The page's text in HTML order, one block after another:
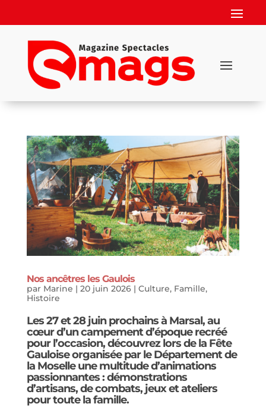
Nos ancêtres les Gaulois
par Marine | 20 juin 2026| Culture, Famille,
Histoire
Les 27 et 28 juin prochains à Marsal, au
cœur d’un campement d’époque recréé
pour l’occasion, découvrez lors de la Fête
Gauloiseorganisée par le Département de
la Moselle une multitude d’animations
passionnantes : démonstrations
d’artisans, de combats, jeux et ateliers
pour toute la famille.